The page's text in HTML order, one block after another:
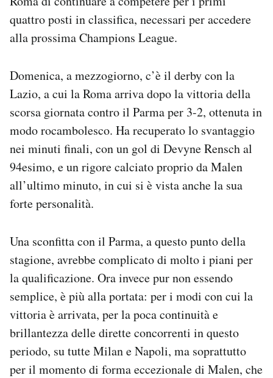
quattro posti in classifica, necessari per accedere
alla prossima Champions League.
Domenica, a mezzogiorno, c’è il derby con la
Lazio, a cui la Roma arriva dopo la vittoria della
scorsa giornata contro il Parma per 3-2, ottenuta in
modo rocambolesco. Ha recuperato lo svantaggio
nei minuti finali, con un gol di Devyne Rensch al
94esimo, e un rigore calciato proprio da Malen
all’ultimo minuto, in cui si è vista anche la sua
forte personalità.
Una sconfitta con il Parma, a questo punto della
stagione, avrebbe complicato di molto i piani per
la qualificazione. Ora invece pur non essendo
semplice, è più alla portata: per i modi con cui la
vittoria è arrivata, per la poca continuità e
brillantezza delle dirette concorrenti in questo
periodo, su tutte Milan e Napoli, ma soprattutto
per il momento di forma eccezionale di Malen, che